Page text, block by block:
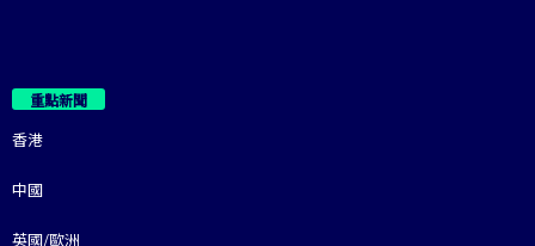
重點新聞
香港
中國
英國/歐洲